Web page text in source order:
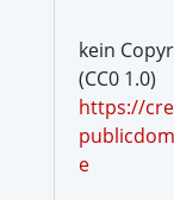
kein
(CC0 1.0)
https://
e